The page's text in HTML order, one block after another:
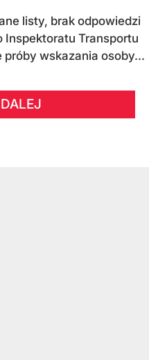
listy, brak odpowiedzi
Inspektoratu Transportu
wskazania osoby...